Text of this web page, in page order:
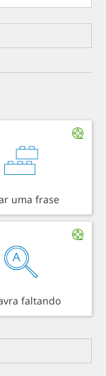
uma frase
faltando